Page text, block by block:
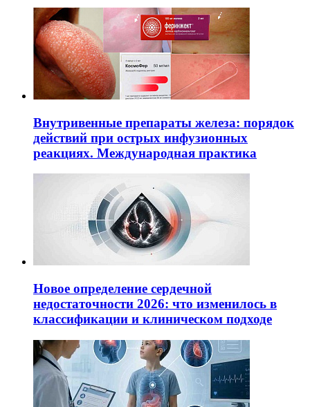
Внутривенные препараты железа: порядок
действий при острых инфузионных
реакциях. Международная практика
Новое определение сердечной
недостаточности 2026: что изменилось в
классификации и клиническом подходе